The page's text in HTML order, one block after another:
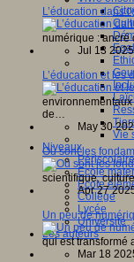
Vie
Niveaux
Périscolaire
Ecole
Ecole
Collège
Lycée
Université
Les auteurs
L’éducation dans
numérique : ancré
Jul 13 2025
L’éducation et les
environnementaux
de…
May 30
Où sont les
scientifique,
Apr 27
Un peu de
qui est transformé
Mar 18